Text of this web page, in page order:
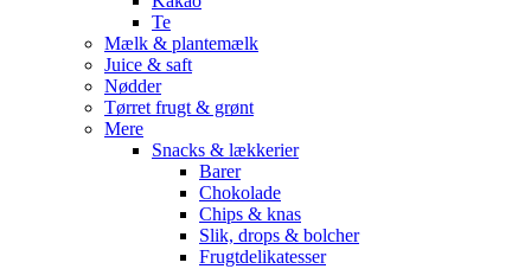
Te
Mælk & plantemælk
Juice & saft
Nødder
Tørret frugt & grønt
Mere
Snacks & lækkerier
Barer
Chokolade
Chips & knas
Slik, drops & bolcher
Frugtdelikatesser